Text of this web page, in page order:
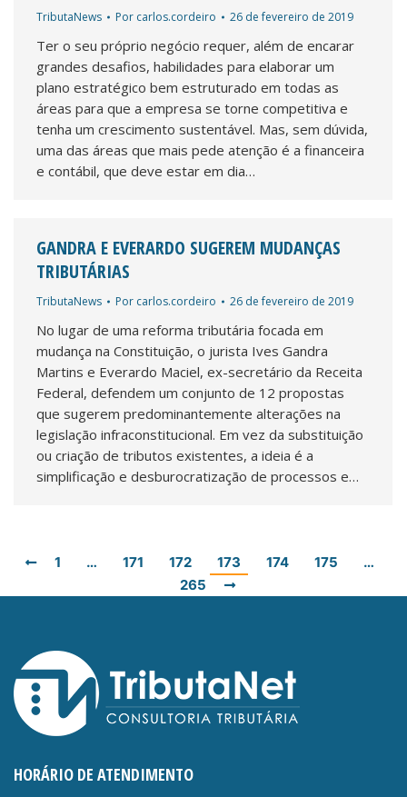
TributaNews Por carlos.cordeiro 26 de fevereiro de 2019
Ter o seu próprio negócio requer, além de encarar
grandes desafios, habilidades para elaborar um
plano estratégico bem estruturado em todas as
áreas para que a empresa se torne competitiva e
tenha um crescimento sustentável. Mas, sem dúvida,
uma das áreas que mais pede atenção é a financeira
e contábil, que deve estar em dia…
GANDRA E EVERARDO SUGEREM MUDANÇAS
TRIBUTÁRIAS
TributaNews Por carlos.cordeiro 26 de fevereiro de 2019
No lugar de uma reforma tributária focada em
mudança na Constituição, o jurista Ives Gandra
Martins e Everardo Maciel, ex-secretário da Receita
Federal, defendem um conjunto de 12 propostas
que sugerem predominantemente alterações na
legislação infraconstitucional. Em vez da substituição
ou criação de tributos existentes, a ideia é a
simplificação e desburocratização de processos e…
1 … 171 172 173 174 175
…
265
HORÁRIO DE ATENDIMENTO